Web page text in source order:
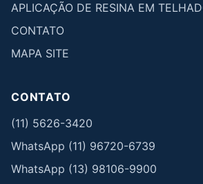
APLICAÇÃO DE RESINA EM
CONTATO
MAPA SITE
CONTATO
(11) 5626-3420
WhatsApp (11) 96720-6739
WhatsApp (13) 98106-9900